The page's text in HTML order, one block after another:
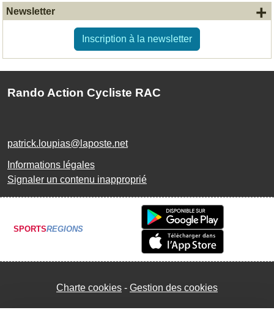
Newsletter
Inscription à la newsletter
+
Rando Action Cycliste RAC
patrick.loupias@laposte.net
Informations légales
Signaler un contenu inapproprié
SPORTSREGIONS
Charte cookies Gestion des cookies